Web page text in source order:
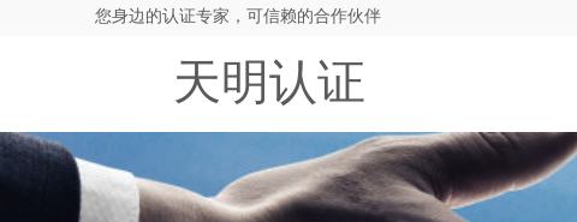
您身边的认证专家，可信赖的合作伙伴
天明认证